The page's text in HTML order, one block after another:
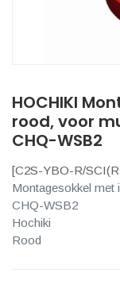
HOCHIKI
rood, voor
CHQ-WSB2
[C2S-YBO-R/
Montagesokkel met
CHQ-WSB2
Hochiki
Rood